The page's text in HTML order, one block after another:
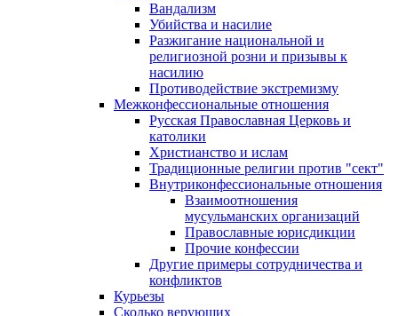
Вандализм
Убийства и насилие
Разжигание национальной и
религиозной розни и призывы к
насилию
Противодействие экстремизму
Межконфессиональные отношения
Русская Православная Церковь и
католики
Христианство и ислам
Традиционные религии против "сект"
Внутриконфессиональные отношения
Взаимоотношения
мусульманских организаций
Православные юрисдикции
Прочие конфессии
Другие примеры сотрудничества и
конфликтов
Курьезы
Сколько верующих